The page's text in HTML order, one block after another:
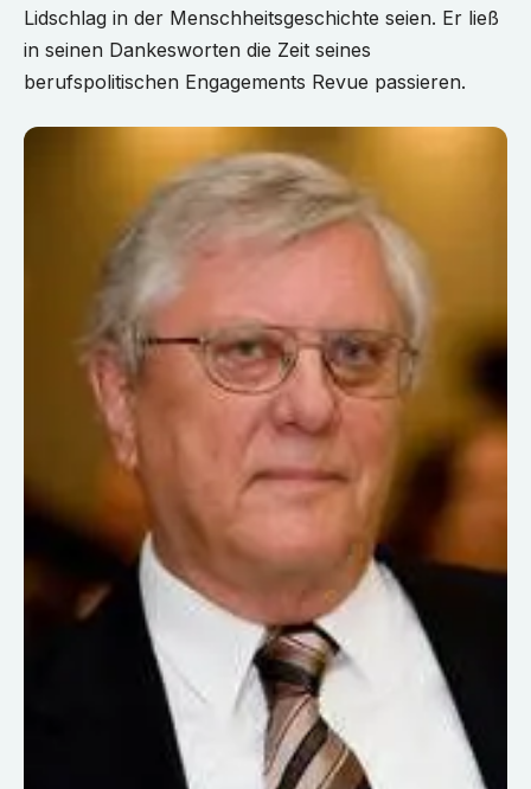
Lidschlag in der Menschheitsgeschichte seien. Er ließ
in seinen Dankesworten die Zeit seines
berufspolitischen Engagements Revue passieren.